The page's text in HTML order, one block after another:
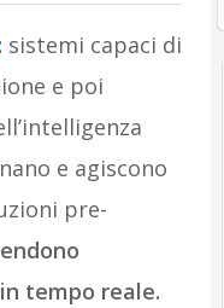
: sistemi capaci di
e poi
e agiscono
pre-
tempo reale.